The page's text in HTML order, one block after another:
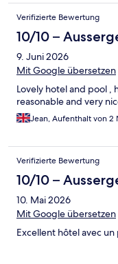
dürfen auch
insgesamt gesehen
das Hotel
Verifizierte Bewertung
10/10 –
9. Juni 2026
Mit Google übersetzen
Lovely hotel and pool ,
reasonable and very
Jean, Aufenthalt von 2
Verifizierte Bewertung
10/10 –
10. Mai 2026
Mit Google übersetzen
Excellent hôtel avec